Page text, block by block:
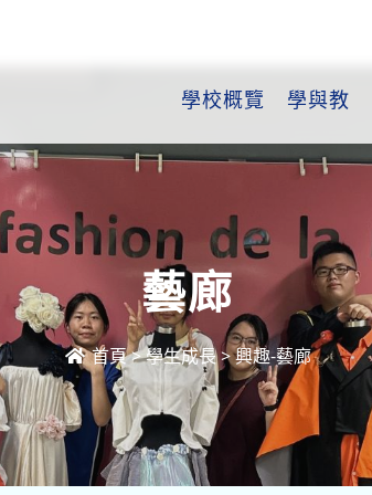
學校概覽 學與教
藝廊
首頁>學生成長 >興趣-藝廊